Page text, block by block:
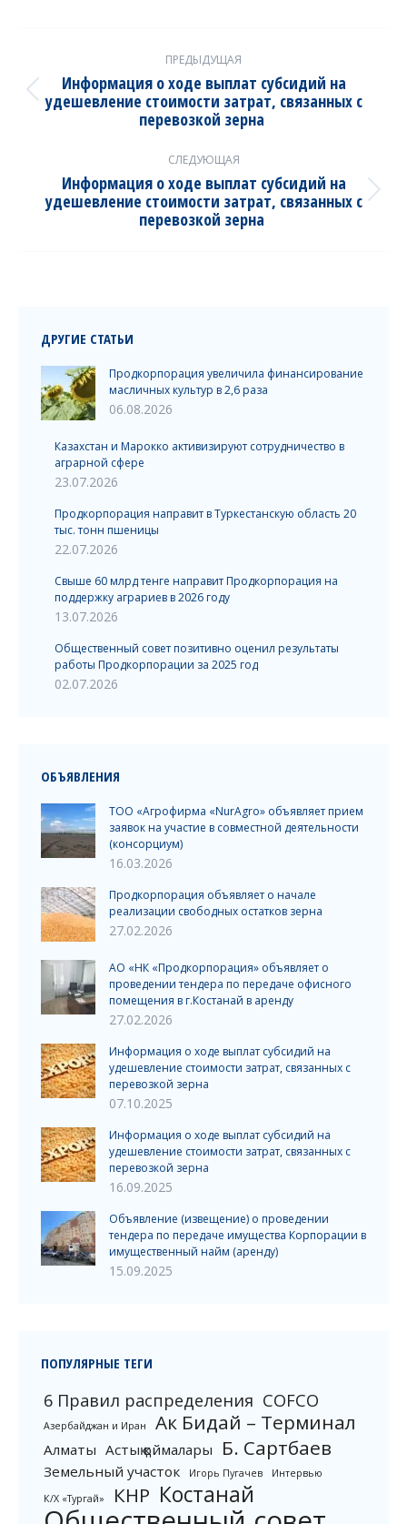
navigation
ПРЕДЫДУЩАЯ
Previous
post:
Информация о ходе выплат субсидий на
удешевление стоимости затрат, связанных с
перевозкой зерна
СЛЕДУЮЩАЯ
Next
post:
Информация о ходе выплат субсидий на
удешевление стоимости затрат, связанных с
перевозкой зерна
ДРУГИЕ СТАТЬИ
Продкорпорация увеличила финансирование
масличных культур в 2,6 раза
06.08.2026
Казахстан и Марокко активизируют сотрудничество в
аграрной сфере
23.07.2026
Продкорпорация направит в Туркестанскую область 20
тыс. тонн пшеницы
22.07.2026
Свыше 60 млрд тенге направит Продкорпорация на
поддержку аграриев в 2026 году
13.07.2026
Общественный совет позитивно оценил результаты
работы Продкорпорации за 2025 год
02.07.2026
ОБЪЯВЛЕНИЯ
ТОО «Агрофирма «NurAgro» объявляет прием
заявок на участие в совместной деятельности
(консорциум)
16.03.2026
Продкорпорация объявляет о начале
реализации свободных остатков зерна
27.02.2026
АО «НК «Продкорпорация» объявляет о
проведении тендера по передаче офисного
помещения в г.Костанай в аренду
27.02.2026
Информация о ходе выплат субсидий на
удешевление стоимости затрат, связанных с
перевозкой зерна
07.10.2025
Информация о ходе выплат субсидий на
удешевление стоимости затрат, связанных с
перевозкой зерна
16.09.2025
Объявление (извещение) о проведении
тендера по передаче имущества Корпорации в
имущественный найм (аренду)
15.09.2025
ПОПУЛЯРНЫЕ ТЕГИ
6 Правил распределения COFCO
Азербайджан и Иран Ак Бидай – Терминал
Алматы Астық қоймалары Б. Сартбаев
Земельный участок Игорь Пугачев
Интервью
К/Х «Тургай»
КНР Костанай